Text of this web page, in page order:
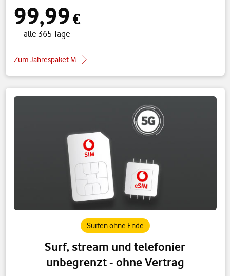
99,99 €
alle 365 Tage
Zum Jahrespaket M
Surf, stream und telefonier
unbegrenzt - ohne Vertrag
Surfen ohne Ende